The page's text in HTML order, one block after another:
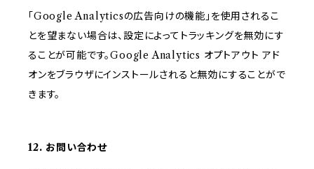
「Google Analyticsの広告向けの機能」を使用されるこ
とを望まない場合は、設定によってトラッキングを無効にす
ることが可能です。Google Analytics オプトアウト アド
オンをブラウザにインストールされると無効にすることがで
きます。
12. お問い合わせ